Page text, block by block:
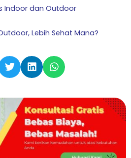
Indoor dan Outdoor
Lebih Sehat Mana?